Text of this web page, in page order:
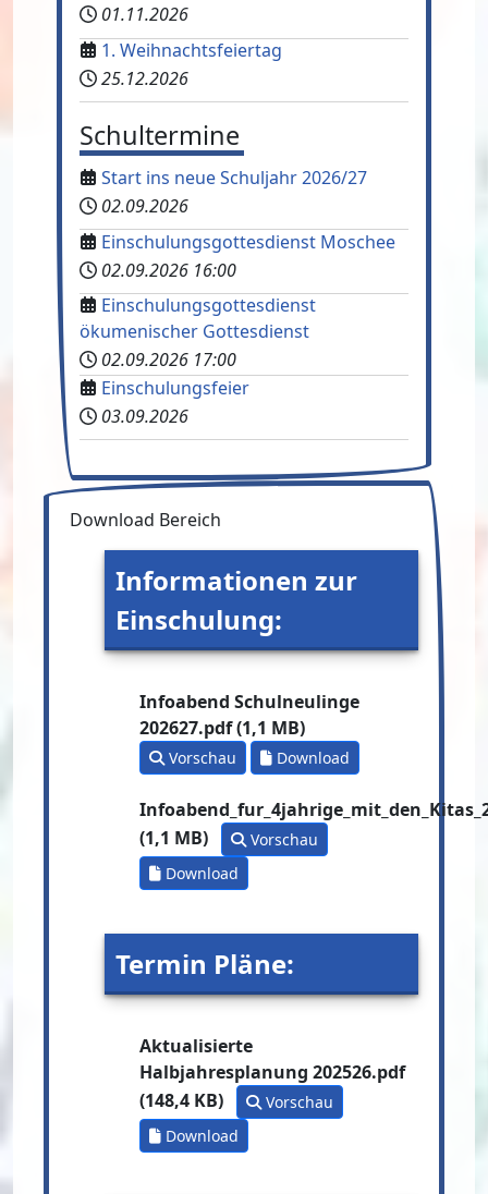
01.11.2026
1. Weihnachtsfeiertag
25.12.2026
Schultermine
Start ins neue Schuljahr 2026/27
02.09.2026
Einschulungsgottesdienst Moschee
02.09.2026 16:00
Einschulungsgottesdienst
ökumenischer Gottesdienst
02.09.2026 17:00
Einschulungsfeier
03.09.2026
Download Bereich
Informationen zur
Einschulung:
Infoabend Schulneulinge
202627.pdf (1,1 MB)
Vorschau Download
(1,1 MB)
Vorschau
Download
Termin Pläne:
Aktualisierte
Halbjahresplanung 202526.pdf
(148,4 KB)
Vorschau
Download